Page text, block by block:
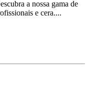
a nossa gama de
e cera....